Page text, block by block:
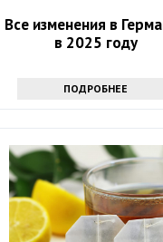
Все изменения в
в 2025 году
ПОДРОБНЕЕ